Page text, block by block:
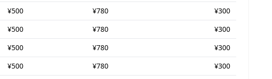
¥500 ¥780
¥300
¥500 ¥780
¥300
¥500 ¥780
¥300
¥500 ¥780
¥300